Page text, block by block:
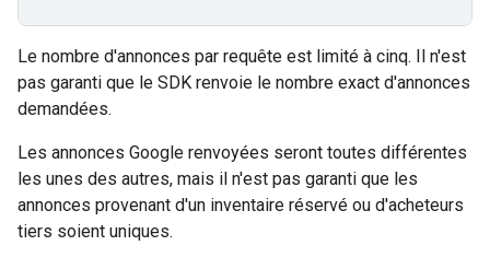
Le nombre d'annonces par requête est limité à cinq. Il n'est
pas garanti que le SDK renvoie le nombre exact d'annonces
demandées.
Les annonces Google renvoyées seront toutes différentes
les unes des autres, mais il n'est pas garanti que les
annonces provenant d'un inventaire réservé ou d'acheteurs
tiers soient uniques.